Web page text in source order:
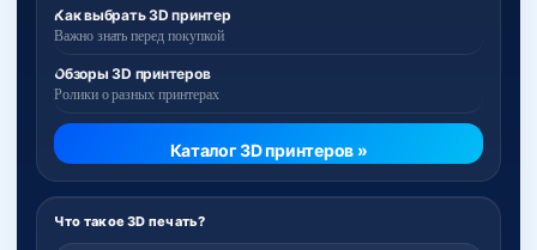
Как выбрать 3D принтер
Важно знать перед покупкой
Обзоры 3D принтеров
Ролики о разных принтерах
Каталог 3D принтеров »
Что такое 3D печать?